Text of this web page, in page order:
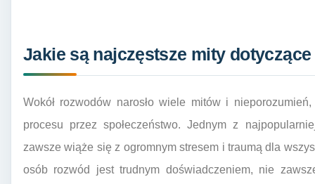
Jakie są najczęstsze mity
Wokół rozwodów narosło wiele mitów i
procesu przez społeczeństwo. Jednym z
zawsze wiąże się z ogromnym stresem i traumą dla
osób rozwód jest trudnym doświadczeniem, nie